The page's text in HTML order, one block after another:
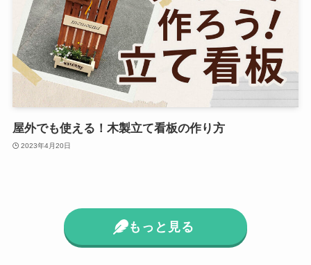
屋外でも使える！木製立て看板の作り方
2023年4月20日
もっと見る